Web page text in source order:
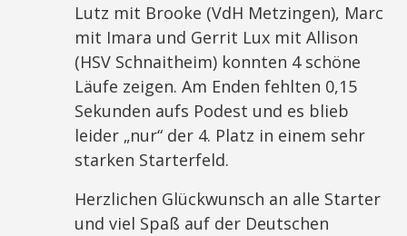
Lutz mit Brooke (VdH Metzingen), Marc
mit Imara und Gerrit Lux mit Allison
(HSV Schnaitheim) konnten 4 schöne
Läufe zeigen. Am Enden fehlten 0,15
Sekunden aufs Podest und es blieb
leider „nur“ der 4. Platz in einem sehr
starken Starterfeld.
Herzlichen Glückwunsch an alle Starter
und viel Spaß auf der Deutschen